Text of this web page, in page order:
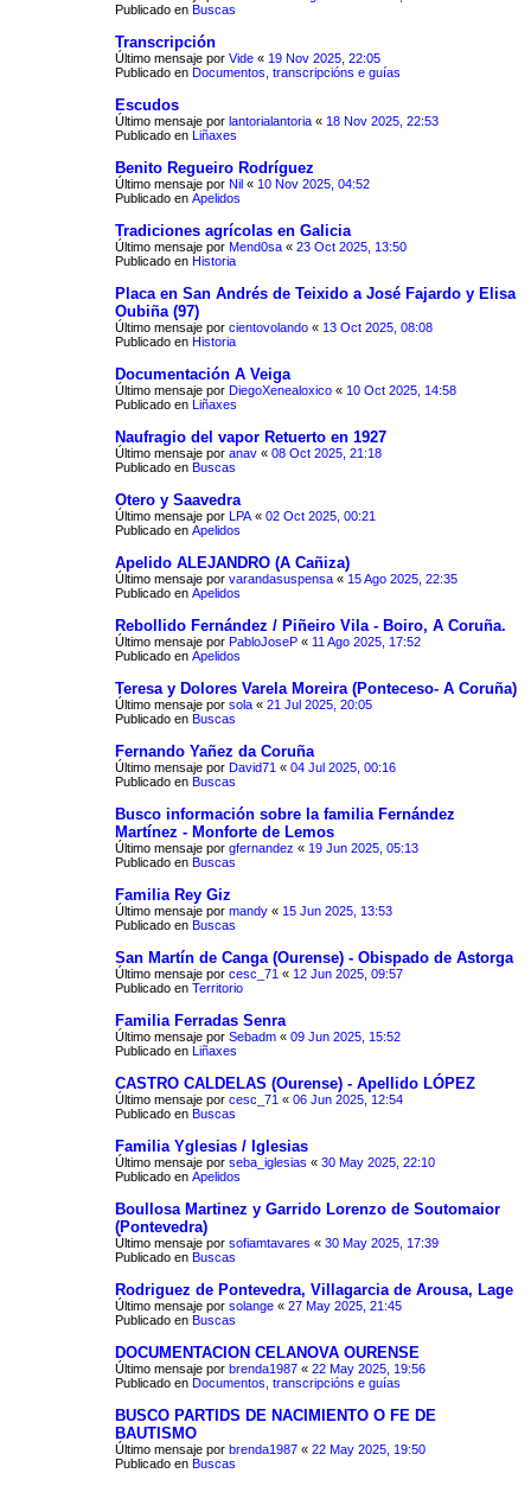
Publicado en Buscas
Transcripción
Último mensaje por Vide « 19 Nov 2025, 22:05
Publicado en Documentos, transcripcións e guías
Escudos
Último mensaje por lantorialantoria « 18 Nov 2025, 22:53
Publicado en
Liñaxes
Benito Regueiro Rodríguez
Último mensaje por Nil « 10 Nov 2025, 04:52
Publicado en Apelidos
Tradiciones agrícolas en Galicia
Último mensaje por Mend0sa « 23 Oct 2025, 13:50
Publicado en Historia
Placa en San Andrés de Teixido a José Fajardo y Elisa
Oubiña (97)
Último mensaje por cientovolando « 13 Oct 2025, 08:08
Publicado en Historia
Documentación A Veiga
Último mensaje por DiegoXenealoxico « 10 Oct 2025, 14:58
Publicado en
Liñaxes
Naufragio del vapor Retuerto en 1927
Último mensaje por anav « 08 Oct 2025, 21:18
Publicado en Buscas
Otero y Saavedra
Último mensaje por LPA « 02 Oct 2025, 00:21
Publicado en Apelidos
Apelido ALEJANDRO (A Cañiza)
Último mensaje por varandasuspensa « 15 Ago 2025, 22:35
Publicado en Apelidos
Rebollido Fernández / Piñeiro Vila - Boiro, A Coruña.
Último mensaje por PabloJoseP « 11 Ago 2025, 17:52
Publicado en Apelidos
Teresa y Dolores Varela Moreira (Ponteceso- A Coruña)
Último mensaje por sola « 21 Jul 2025, 20:05
Publicado en Buscas
Fernando Yañez da Coruña
Último mensaje por David71 « 04 Jul 2025, 00:16
Publicado en Buscas
Busco información sobre la familia Fernández
Martínez - Monforte de Lemos
Último mensaje por gfernandez « 19 Jun 2025, 05:13
Publicado en Buscas
Familia Rey Giz
Último mensaje por mandy « 15 Jun 2025, 13:53
Publicado en Buscas
San Martín de Canga (Ourense) - Obispado de Astorga
Último mensaje por cesc_71 « 12 Jun 2025, 09:57
Publicado en Territorio
Familia Ferradas Senra
Último mensaje por Sebadm « 09 Jun 2025, 15:52
Publicado en
Liñaxes
CASTRO CALDELAS (Ourense) - Apellido LÓPEZ
Último mensaje por cesc_71 « 06 Jun 2025, 12:54
Publicado en Buscas
Familia Yglesias / Iglesias
Último mensaje por seba_iglesias « 30 May 2025, 22:10
Publicado en Apelidos
Boullosa Martinez y Garrido Lorenzo de Soutomaior
(Pontevedra)
Último mensaje por sofiamtavares « 30 May 2025, 17:39
Publicado en Buscas
Rodriguez de Pontevedra, Villagarcia de Arousa, Lage
Último mensaje por solange « 27 May 2025, 21:45
Publicado en Buscas
DOCUMENTACION CELANOVA OURENSE
Último mensaje por brenda1987 « 22 May 2025, 19:56
Publicado en Documentos, transcripcións e guías
BUSCO PARTIDS DE NACIMIENTO O FE DE
BAUTISMO
Último mensaje por brenda1987 « 22 May 2025, 19:50
Publicado en Buscas